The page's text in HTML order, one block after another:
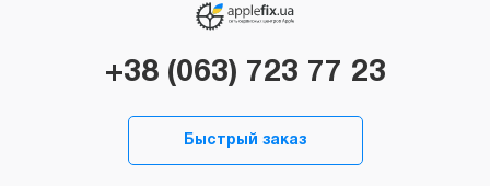
+38 (063) 723 77 23
Быстрый заказ